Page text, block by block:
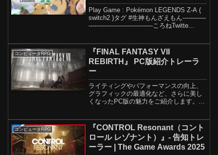
ね】
Play Game : Pokémon LEGENDS Z-A (
switch2 )タグ #生神もんざえもん​​​​​​​​​​​------------
---------------------------------ころねTwitte...
コンピュータRPG
『FINAL FANTASY VII
REBIRTH』 PC版紹介トレーラ
ー
ライティングやパフォーマンスの向上、
グラフィックの最適化など、さらに美し
くなったPC版の魅力をご紹介します。
30％OFF！早期購入セール実...
コンピュータRPG
『CONTROL Resonant（コント
ロール レゾナント）』- 告知トレ
ーラー | The Game Awards 2025